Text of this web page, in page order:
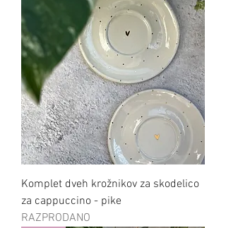
Komplet dveh krožnikov za skodelico
za cappuccino - pike
RAZPRODANO